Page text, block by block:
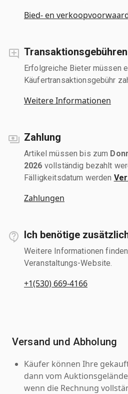
Bied- en
Transaktionsgebühren
Erfolgreiche Bieter müssen
Käufertransaktionsgebühr
Weitere Informationen
Zahlung
Artikel müssen bis zum
2026 vollständig bezahlt
Fälligkeitsdatum werden
Zahlungen
Ich benötige
Weitere Informationen
Veranstaltungs-Website.
+1(530) 669-4166
Versand und Abholung
Käufer können Ihre
dann vom
wenn die Rechnung